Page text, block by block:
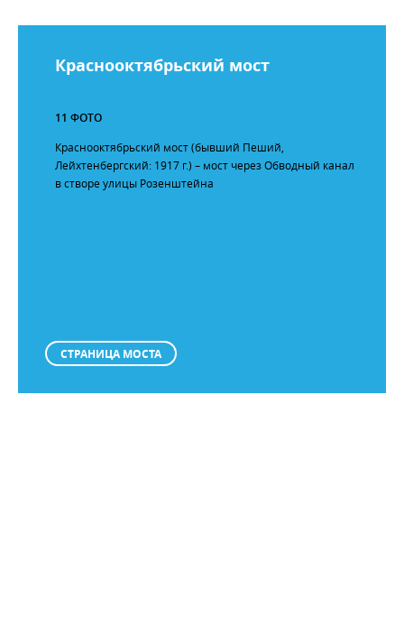
Краснооктябрьский мост
11 ФОТО
Краснооктябрьский мост (бывший Пеший,
Лейхтенбергский: 1917 г.) – мост через Обводный канал
в створе улицы Розенштейна
СТРАНИЦА МОСТА